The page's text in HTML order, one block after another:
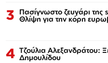
3 Πασίγνωστο ζευγάρι
Θλίψη για την κόρη
4 Τζούλια Αλεξανδράτου:
Δημουλίδου